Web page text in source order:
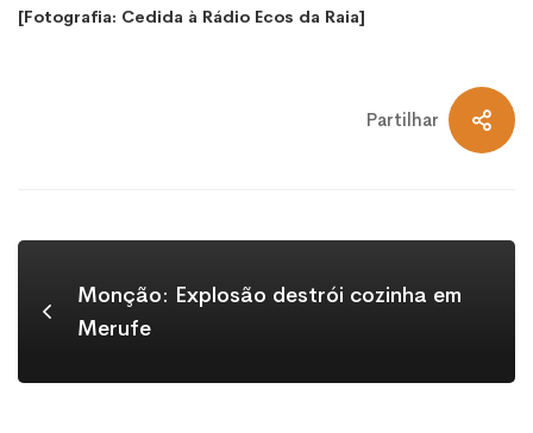
[Fotografia: Cedida à Rádio Ecos da Raia]
Partilhar
Monção: Explosão destrói cozinha em
Merufe